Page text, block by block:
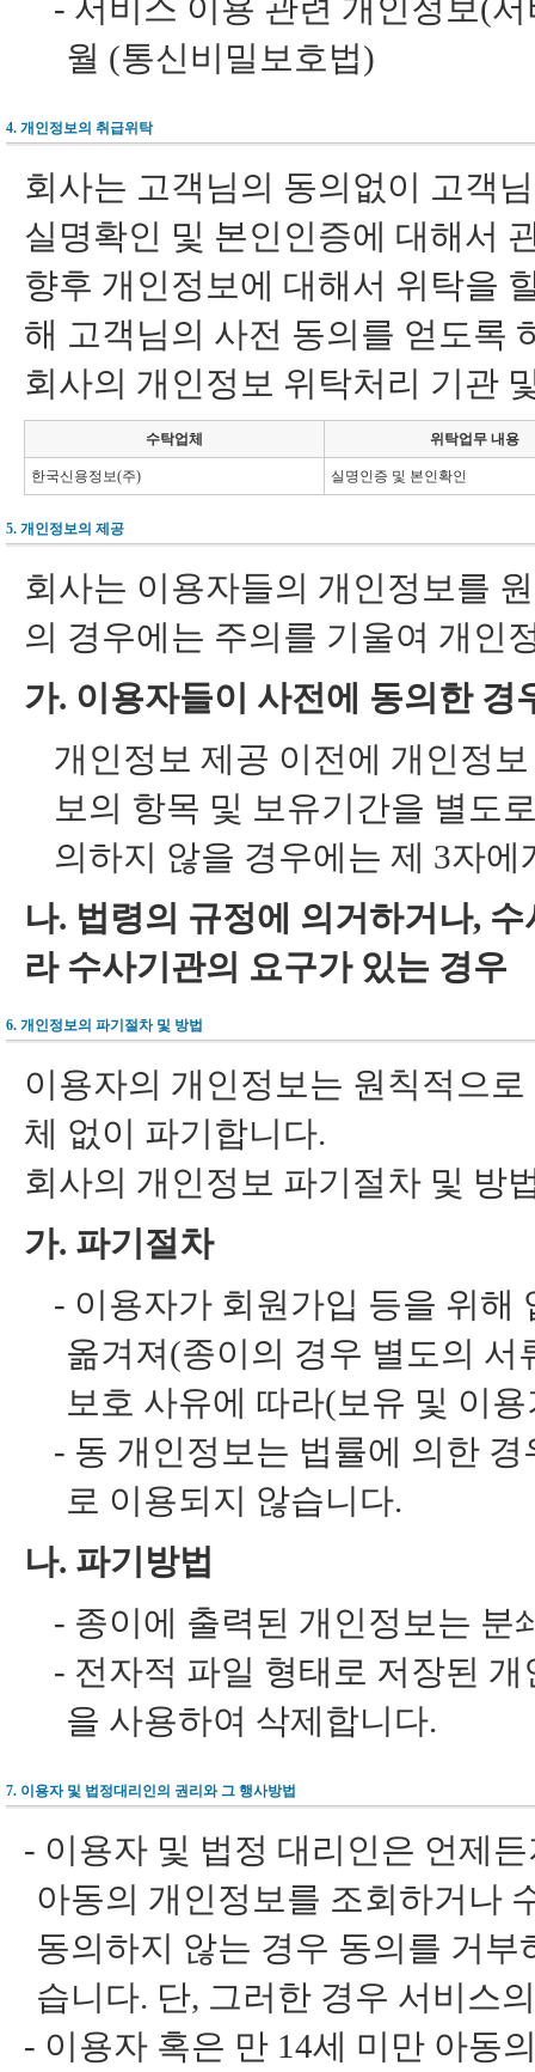
- 서비스 이용 관련 개인정보(
월 (통신비밀보호법)
4. 개인정보의 취급위탁
회사는 고객님의 동의없이 고객
실명확인 및 본인인증에 대해서
향후 개인정보에 대해서 위탁을
해 고객님의 사전 동의를 얻도록
회사의 개인정보 위탁처리 기관
수탁업체 위탁업무 내용
한국신용정보(주) 실명인증 및 본인확인
5. 개인정보의 제공
회사는 이용자들의 개인정보를
의 경우에는 주의를 기울여 개인
가. 이용자들이 사전에 동의한 경
개인정보 제공 이전에 개인정
보의 항목 및 보유기간을 별도
의하지 않을 경우에는 제 3자
나. 법령의 규정에 의거하거나,
라 수사기관의 요구가 있는 경우
6. 개인정보의 파기절차 및 방법
이용자의 개인정보는 원칙적으
체 없이 파기합니다.
회사의 개인정보 파기절차 및 방
가. 파기절차
- 이용자가 회원가입 등을 위해
옮겨져(종이의 경우 별도의
보호 사유에 따라(보유 및 이
- 동 개인정보는 법률에 의한
로 이용되지 않습니다.
나. 파기방법
- 종이에 출력된 개인정보는 분
- 전자적 파일 형태로 저장된
을 사용하여 삭제합니다.
7. 이용자 및 법정대리인의 권리와 그 행사방법
- 이용자 및 법정 대리인은 언제
아동의 개인정보를 조회하거나
동의하지 않는 경우 동의를 거
습니다. 단, 그러한 경우 서비스
- 이용자 혹은 만 14세 미만 아동